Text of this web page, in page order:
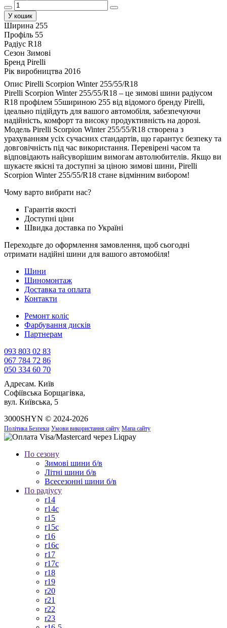
У кошик
Ширина 255
Профіль 55
Радіус R18
Сезон Зимові
Бренд Pirelli
Рік виробництва 2016
Опис Pirelli Scorpion Winter 255/55/R18
Pirelli Scorpion Winter 255/55/R18 – це зимові шини радіусом
R18 профілем 55шириною 255 від відомого бренду Pirelli,
ідеально підійдуть для вашого автомобіля, забезпечуючи
надійність, комфорт та високу продуктивність на дорозі.
Модель Pirelli Scorpion Winter 255/55/R18 створена з
урахуванням усіх сучасних стандартів, що гарантує безпеку та
довговічність під час використання. Перевірені часом та
відповідають найсуворішим вимогам автолюбителів. Якщо ви
шукаєте якісні та доступні за ціною зимові шини, Pirelli
Scorpion Winter 255/55/R18 стане відмінним вибором!
Чому варто вибрати нас?
Гарантія якості
Доступні ціни
Швидка доставка по Україні
Переходьте до оформлення замовлення, щоб сьогодні
отримати надійні шини для вашого автомобіля!
Шини
Шиномонтаж
Доставка та оплата
Контакти
Ремонт коліс
Фарбування дисків
Партнерам
093 803 02 83
067 784 72 86
050 334 60 70
Адресам. Київ
Софіївська Борщагівка,
вул. Київська, 5
3000SHYN © 2024-2026
Політика Безпеки Умови використання сайту Мапа сайту
По сезону
Зимові шини б/в
Літні шини б/в
Всесезонні шини б/в
По радіусу
r14
r14c
r15
r15c
r16
r16c
r17
r17c
r18
r19
r20
r21
r22
r23